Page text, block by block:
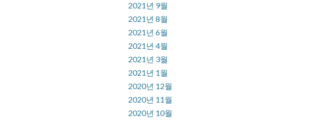
2021년 9월
2021년 8월
2021년 6월
2021년 4월
2021년 3월
2021년 1월
2020년 12월
2020년 11월
2020년 10월